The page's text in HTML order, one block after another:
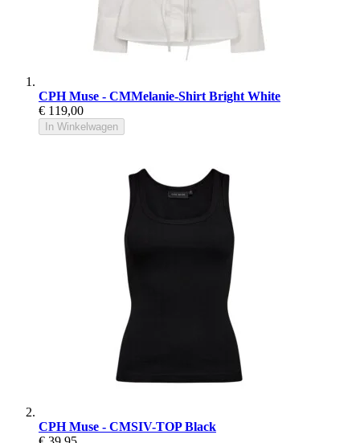
CPH Muse - CMMelanie-Shirt Bright White
€ 119,00
In Winkelwagen
CPH Muse - CMSIV-TOP Black